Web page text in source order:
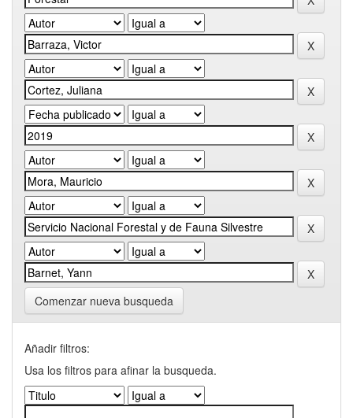
Comenzar nueva busqueda
Añadir filtros:
Usa los filtros para afinar la busqueda.